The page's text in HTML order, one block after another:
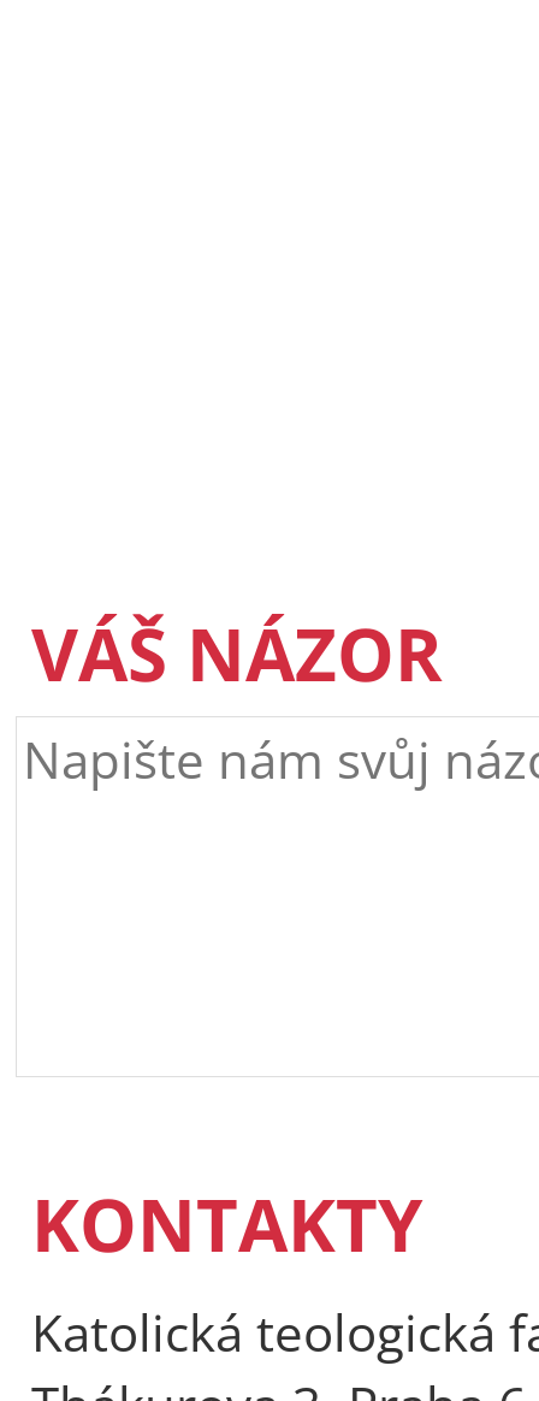
VÁŠ NÁZOR
KONTAKTY
Katolická teologická